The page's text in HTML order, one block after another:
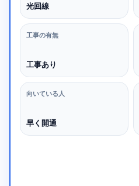
光回線
工事の有無
工事あり
向いている人
早く開通